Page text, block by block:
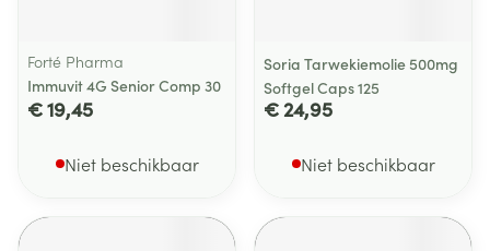
Forté Pharma
Immuvit 4G Senior Comp 30
€ 19,45
Niet beschikbaar
Soria Tarwekiemolie 500mg
Softgel Caps 125
€ 24,95
Niet beschikbaar